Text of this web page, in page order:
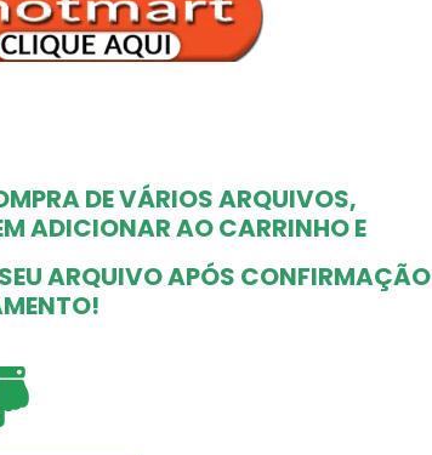
DE VÁRIOS ARQUIVOS,
ADICIONAR AO CARRINHOE
ARQUIVO APÓS CONFIRMAÇÃO